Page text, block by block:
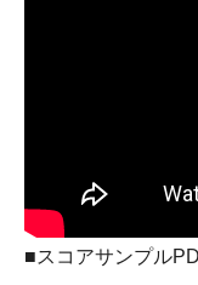
■スコアサンプル